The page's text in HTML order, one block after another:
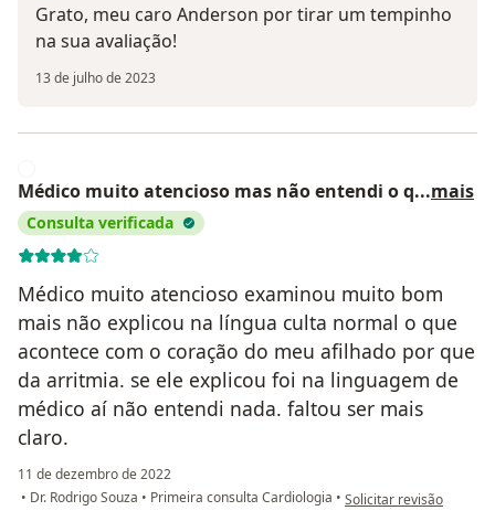
Grato, meu caro Anderson por tirar um tempinho
na sua avaliação!
13 de julho de 2023
Médico muito atencioso mas não entendi o q...mais
Consulta verificada
Médico muito atencioso examinou muito bom
mais não explicou na língua culta normal o que
acontece com o coração do meu afilhado por que
da arritmia. se ele explicou foi na linguagem de
médico aí não entendi nada. faltou ser mais
claro.
11 de dezembro de 2022
• Dr. Rodrigo Souza • Primeira consulta Cardiologia • na opinião do utilizador
Solicitar revisão